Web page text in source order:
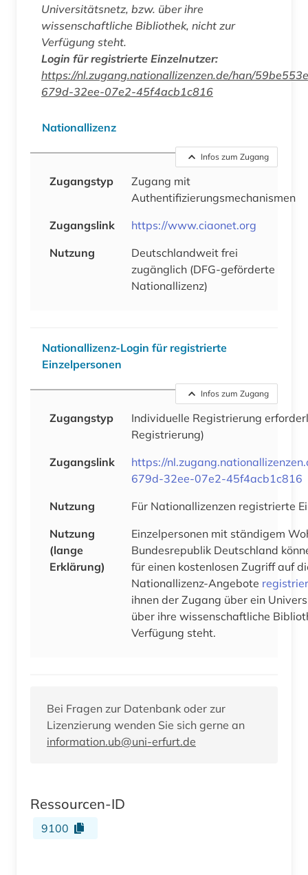
Universitätsnetz, bzw. über ihre
wissenschaftliche Bibliothek, nicht zur
Verfügung steht.
Login für registrierte Einzelnutzer:
https://nl.zugang.nationallizenzen.de/han/
679d-32ee-07e2-45f4acb1c816
Nationallizenz
Infos zum Zugang
Zugangstyp
Zugang mit
Authentifizierungsmechanismen
Zugangslink
https://www.ciaonet.org
Nutzung
Deutschlandweit frei
zugänglich (DFG-geförderte
Nationallizenz)
Nationallizenz-Login für registrierte
Einzelpersonen
Infos zum Zugang
Zugangstyp
Individuelle Registrierung
Registrierung)
Zugangslink
https://
679d-32ee-07e2-45f4acb1c816
Nutzung
Für Nationallizenzen registrierte
Nutzung
(lange
Erklärung)
Einzelpersonen mit ständigem
Bundesrepublik Deutschland
für einen kostenlosen Zugriff auf
Nationallizenz-Angebote
ihnen der Zugang über ein
über ihre wissenschaftliche
Verfügung steht.
Bei Fragen zur Datenbank oder zur
Lizenzierung wenden Sie sich gerne an
information.ub@uni-erfurt.de
Ressourcen-ID
9100